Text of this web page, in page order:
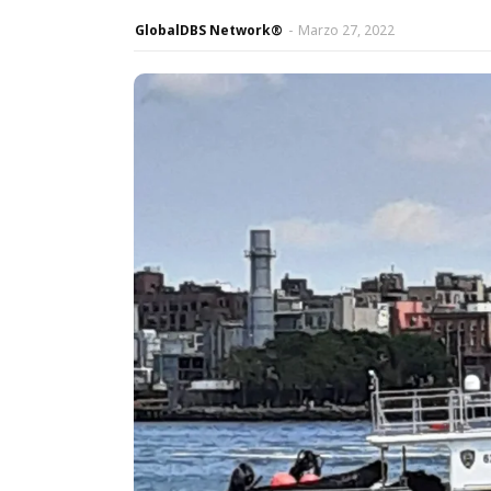
GlobalDBS Network® - Marzo 27, 2022